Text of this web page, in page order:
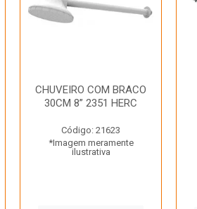
CHUVEIRO COM BRACO
30CM 8” 2351 HERC
Código: 21623
*Imagem meramente
ilustrativa